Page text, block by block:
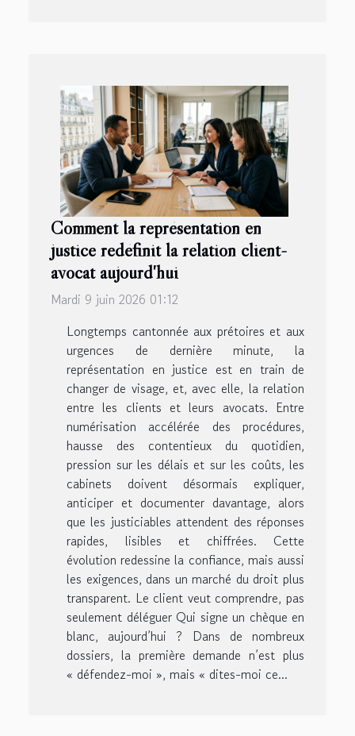
Comment la représentation en
justice redéfinit la relation client-
avocat aujourd'hui
Mardi 9 juin 2026 01:12
Longtemps cantonnée aux prétoires et aux
urgences de dernière minute, la
représentation en justice est en train de
changer de visage, et, avec elle, la relation
entre les clients et leurs avocats. Entre
numérisation accélérée des procédures,
hausse des contentieux du quotidien,
pression sur les délais et sur les coûts, les
cabinets doivent désormais expliquer,
anticiper et documenter davantage, alors
que les justiciables attendent des réponses
rapides, lisibles et chiffrées. Cette
évolution redessine la confiance, mais aussi
les exigences, dans un marché du droit plus
transparent. Le client veut comprendre, pas
seulement déléguer Qui signe un chèque en
blanc, aujourd’hui ? Dans de nombreux
dossiers, la première demande n’est plus
« défendez-moi », mais « dites-moi ce...